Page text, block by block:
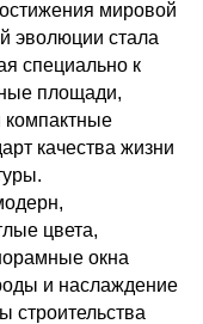
мировой
эволюции стала
специально к
площади,
качества жизни
цвета,
окна
и наслаждение
строительства